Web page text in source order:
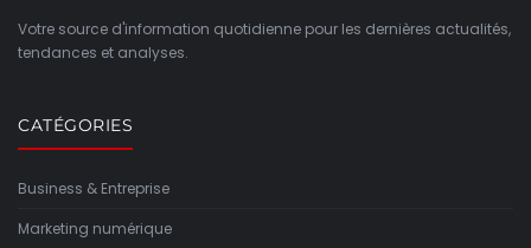
Votre source d'information quotidienne pour les dernières actualités,
tendances et analyses.
CATÉGORIES
Business & Entreprise
Marketing numérique